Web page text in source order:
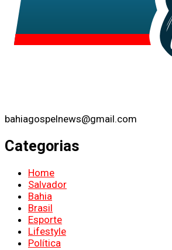
bahiagospelnews@gmail.com
Categorias
Home
Salvador
Bahia
Brasil
Esporte
Lifestyle
Política